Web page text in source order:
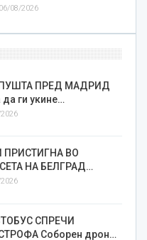
06/08/2026
ПРЕД МАДРИД
ги укине…
ПРИСТИГНА ВО
НА БЕЛГРАД…
СПРЕЧИ
Соборен дрон…